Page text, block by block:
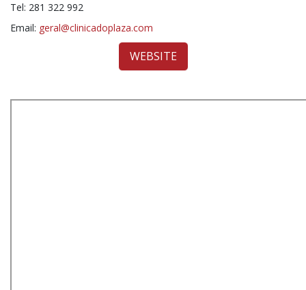
Tel: 281 322 992
Email: geral@clinicadoplaza.com
WEBSITE